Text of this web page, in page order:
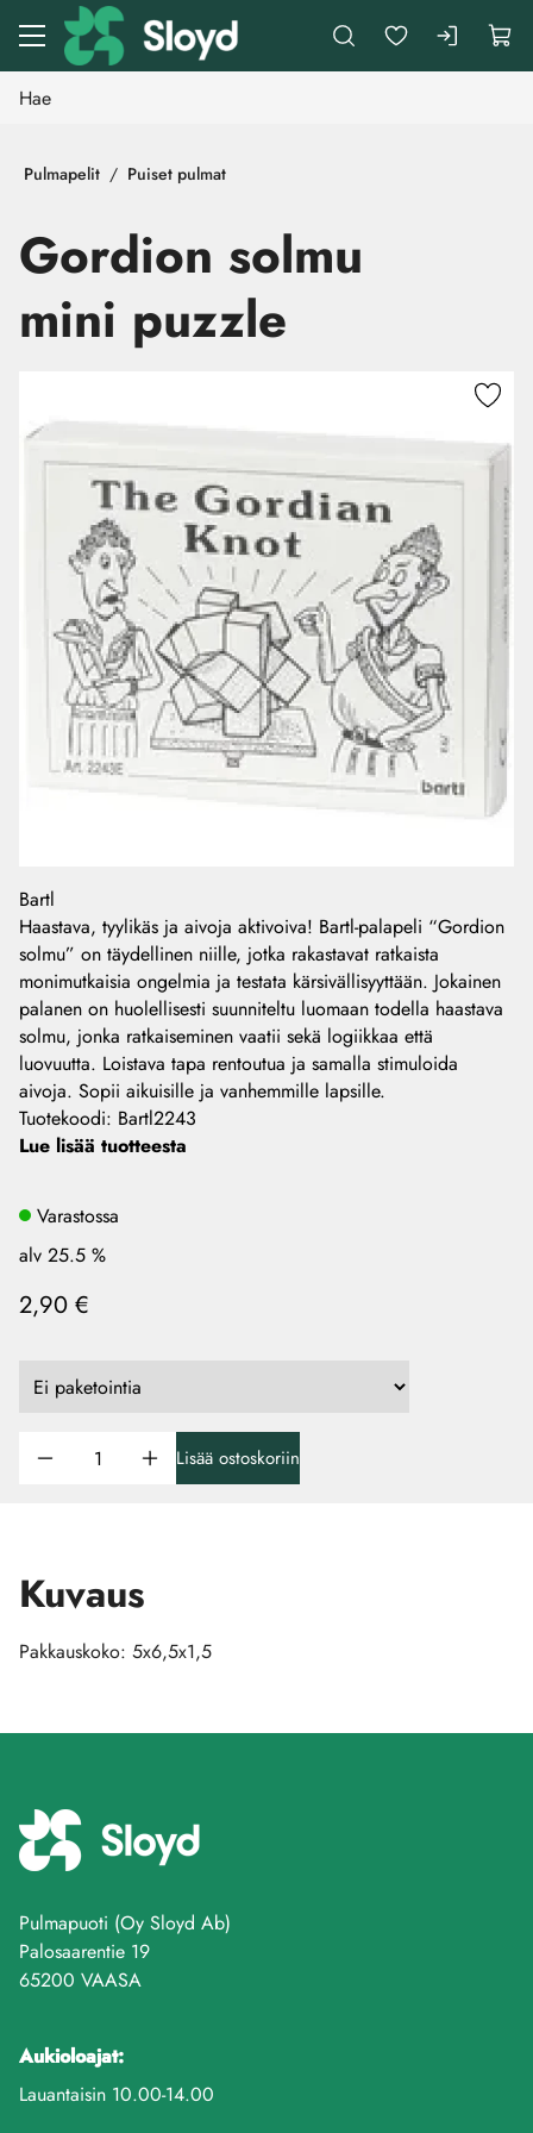
Siirry pääsisältöön
Pulmapelit Puiset pulmat
Gordion solmu
mini puzzle
Bartl
Haastava, tyylikäs ja aivoja aktivoiva! Bartl-palapeli “Gordion
solmu” on täydellinen niille, jotka rakastavat ratkaista
monimutkaisia ongelmia ja testata kärsivällisyyttään. Jokainen
palanen on huolellisesti suunniteltu luomaan todella haastava
solmu, jonka ratkaiseminen vaatii sekä logiikkaa että
luovuutta. Loistava tapa rentoutua ja samalla stimuloida
aivoja. Sopii aikuisille ja vanhemmille lapsille.
Tuotekoodi: Bartl2243
Lue lisää tuotteesta
Varastossa
alv 25.5 %
2,90 €
Lisää ostoskoriin
Kuvaus
Pakkauskoko: 5x6,5x1,5
Pulmapuoti (Oy Sloyd Ab)
Palosaarentie 19
65200 VAASA
Aukioloajat:
Lauantaisin 10.00-14.00